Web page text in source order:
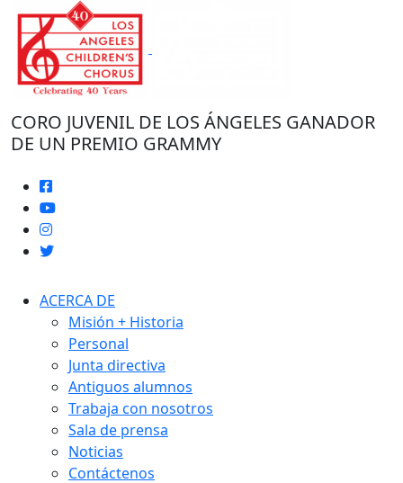
contenido
CORO JUVENIL DE LOS ÁNGELES GANADOR
DE UN PREMIO GRAMMY
ACERCA DE
Misión + Historia
Personal
Junta directiva
Antiguos alumnos
Trabaja con nosotros
Sala de prensa
Noticias
Contáctenos